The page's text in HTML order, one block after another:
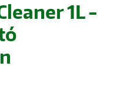
1L -